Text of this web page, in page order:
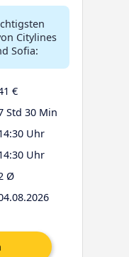
Citylines
Sofia:
€
Std 30 Min
Uhr
Uhr
Ø